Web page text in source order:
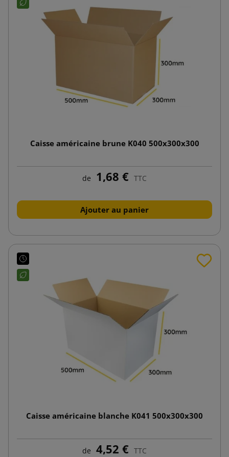
Caisse américaine brune K040 500x300x300
de 1,68 € TTC
Ajouter au panier
Caisse américaine blanche K041 500x300x300
de 4,52 € TTC